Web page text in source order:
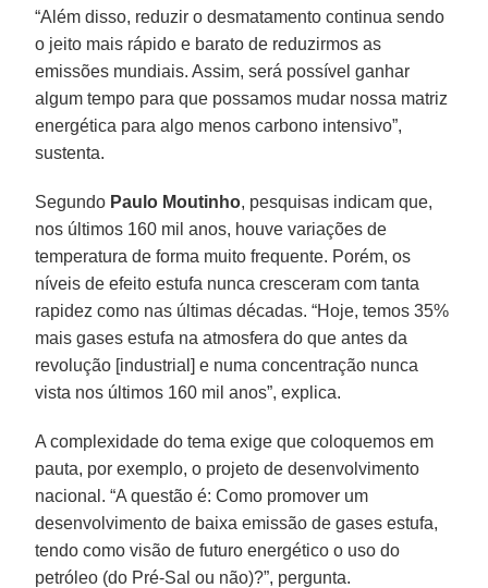
“Além disso, reduzir o desmatamento continua sendo
o jeito mais rápido e barato de reduzirmos as
emissões mundiais. Assim, será possível ganhar
algum tempo para que possamos mudar nossa matriz
energética para algo menos carbono intensivo”,
sustenta.
Segundo Paulo Moutinho, pesquisas indicam que,
nos últimos 160 mil anos, houve variações de
temperatura de forma muito frequente. Porém, os
níveis de efeito estufa nunca cresceram com tanta
rapidez como nas últimas décadas. “Hoje, temos 35%
mais gases estufa na atmosfera do que antes da
revolução [industrial] e numa concentração nunca
vista nos últimos 160 mil anos”, explica.
A complexidade do tema exige que coloquemos em
pauta, por exemplo, o projeto de desenvolvimento
nacional. “A questão é: Como promover um
desenvolvimento de baixa emissão de gases estufa,
tendo como visão de futuro energético o uso do
petróleo (do Pré-Sal ou não)?”, pergunta.